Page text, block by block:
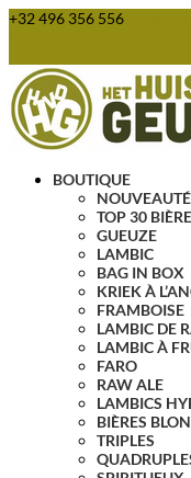
+32 496 356 556
BOUTIQUE
TOP 30
GUEUZE
LAMBIC
BAG IN BOX
KRIEK À
FRAMBOISE
LAMBIC DE
LAMBIC À
FARO
RAW ALE
LAMBICS
BIÈRES
TRIPLES